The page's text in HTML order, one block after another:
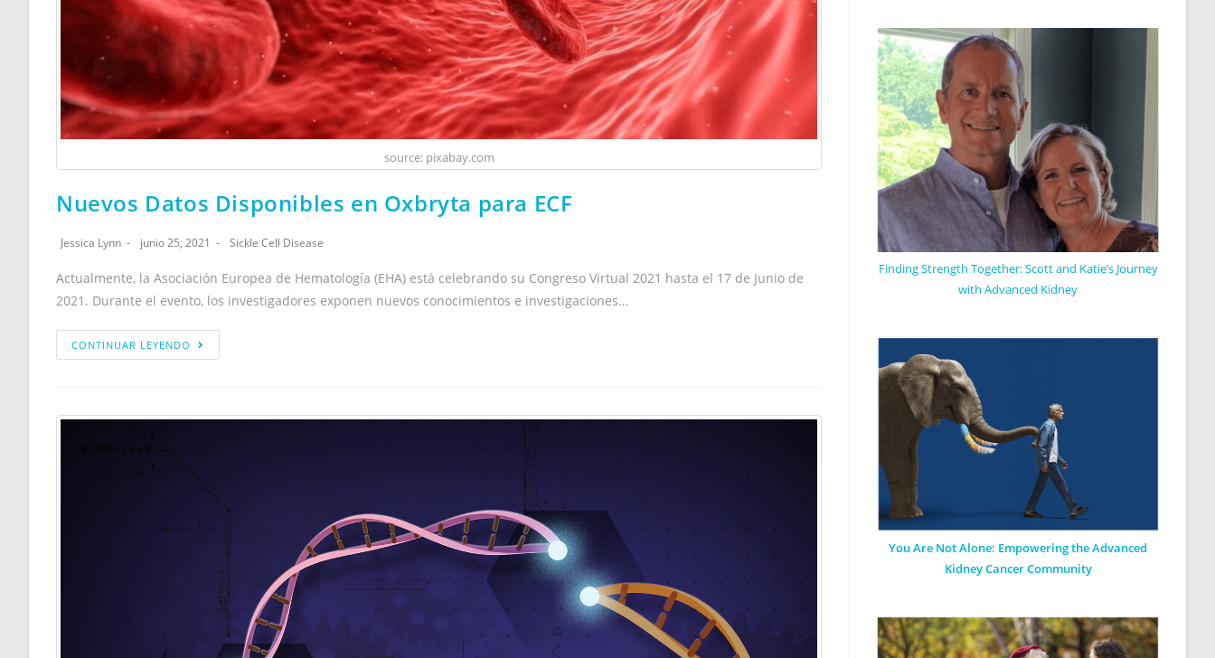
source: pixabay.com
Nuevos Datos Disponibles en Oxbryta para ECF
Jessica Lynn junio 25, 2021 Sickle Cell Disease
Actualmente, la Asociación Europea de Hematología (EHA) está celebrando su Congreso Virtual 2021 hasta el 17 de Junio de
2021. Durante el evento, los investigadores exponen nuevos conocimientos e investigaciones…
CONTINUAR LEYENDO
Finding Strength Together: Scott and Katie’s Journey
with Advanced Kidney
You Are Not Alone: Empowering the Advanced
Kidney Cancer Community